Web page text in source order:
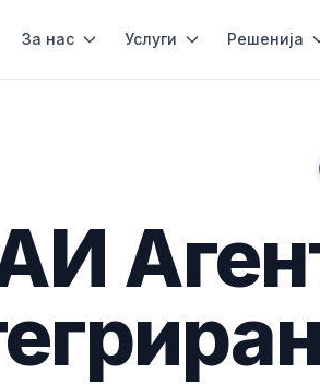
За нас Услуги Решенија